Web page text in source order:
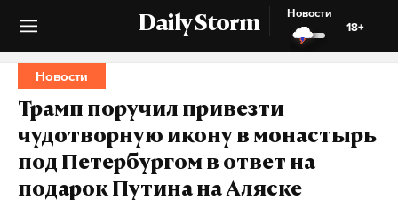
Daily Storm
Новости
18+
Новости
Трамп поручил привезти
чудотворную икону в монастырь
под Петербургом в ответ на
подарок Путина на Аляске